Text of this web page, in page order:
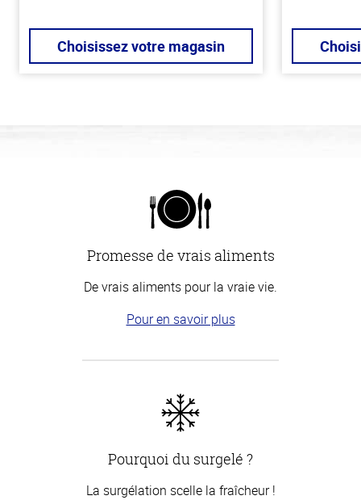
Choisissez votre magasin
Promesse de vrais aliments
De vrais aliments pour la vraie vie.
Pour en savoir plus
Pourquoi du surgelé ?
La surgélation scelle la fraîcheur !